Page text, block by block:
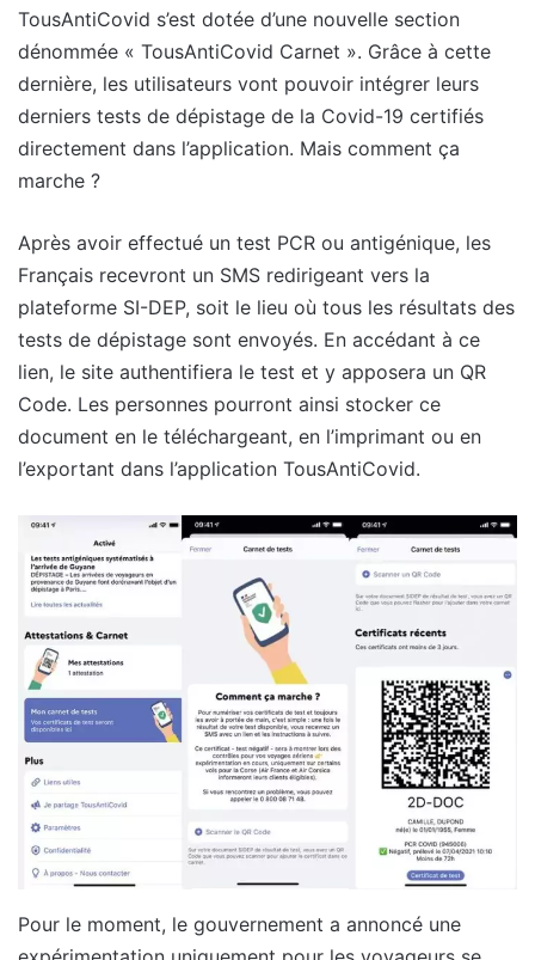
TousAntiCovid s’est dotée d’une nouvelle section
dénommée « TousAntiCovid Carnet ». Grâce à cette
dernière, les utilisateurs vont pouvoir intégrer leurs
derniers tests de dépistage de la Covid-19 certifiés
directement dans l’application. Mais comment ça
marche ?
Après avoir effectué un test PCR ou antigénique, les
Français recevront un SMS redirigeant vers la
plateforme SI-DEP, soit le lieu où tous les résultats des
tests de dépistage sont envoyés. En accédant à ce
lien, le site authentifiera le test et y apposera un QR
Code. Les personnes pourront ainsi stocker ce
document en le téléchargeant, en l’imprimant ou en
l’exportant dans l’application TousAntiCovid.
Pour le moment, le gouvernement a annoncé une